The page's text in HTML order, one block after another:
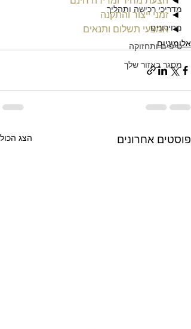
מדריכי רכישה ותהליך
מחירונים
טיפים ותחזוקה
מסגר באזור שלך
◄ זמני ייצור והתקנה
◄ אמצעי תשלום ותנאים
אלומיניום
פוסטים אחרונים הצג הכול